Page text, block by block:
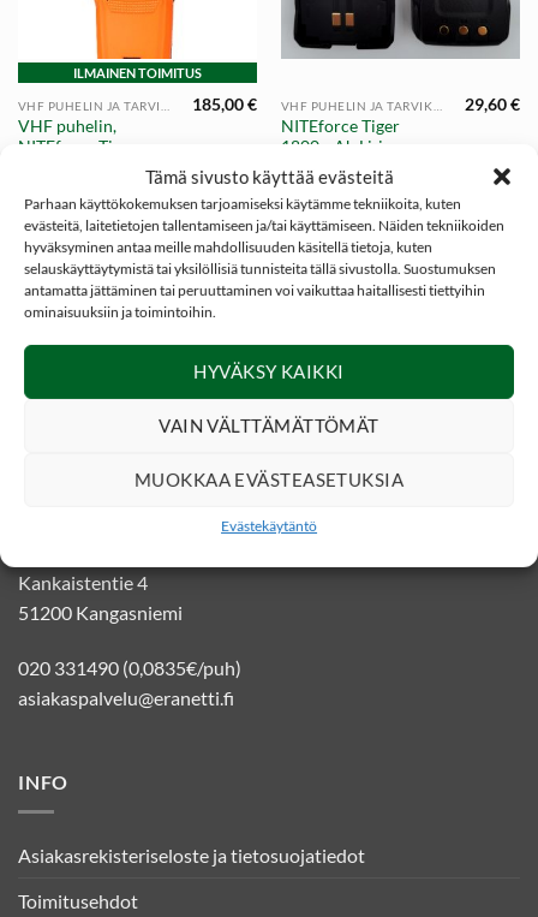
Tämä sivusto käyttää evästeitä
Parhaan käyttökokemuksen tarjoamiseksi käytämme tekniikoita, kuten
evästeitä, laitetietojen tallentamiseen ja/tai käyttämiseen. Näiden tekniikoiden
hyväksyminen antaa meille mahdollisuuden käsitellä tietoja, kuten
selauskäyttäytymistä tai yksilöllisiä tunnisteita tällä sivustolla. Suostumuksen
antamatta jättäminen tai peruuttaminen voi vaikuttaa haitallisesti tiettyihin
ominaisuuksiin ja toimintoihin.
HYVÄKSY KAIKKI
VAIN VÄLTTÄMÄTTÖMÄT
MUOKKAA EVÄSTEASETUKSIA
Evästekäytäntö
ILMAINEN TOIMITUS
VHF PUHELIN JA TARVIKKEET
VHF puhelin,
NITEforce Tiger
185,00€ VHF PUHELIN JA TARVIKKEET
NITEforce Tiger
1800mAh Li-ion
Teho-akku , VHF
puhelin
29,60€
YHTEYSTIEDOT
Kankaistentie 4
51200 Kangasniemi
020 331490 (0,0835€/puh)
asiakaspalvelu@eranetti.fi
INFO
Asiakasrekisteriseloste ja tietosuojatiedot
Toimitusehdot